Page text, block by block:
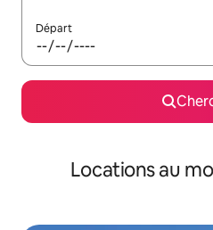
Départ
Locations au